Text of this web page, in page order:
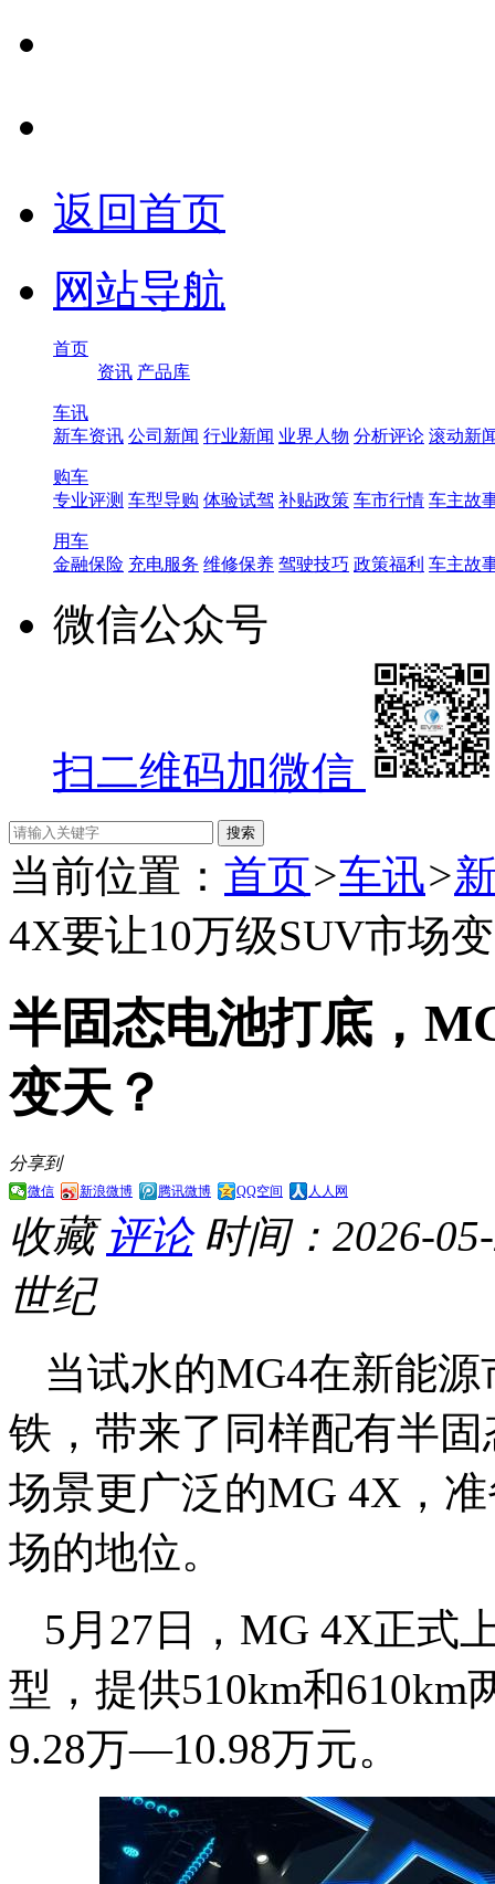
返回首页
网站导航
首页
资讯 产品库
车讯
新车资讯 公司新闻 行业新闻 业界人物 分析评论 滚动新
购车
专业评测 车型导购 体验试驾 补贴政策 车市行情 车主故
用车
金融保险 充电服务 维修保养 驾驶技巧 政策福利 车主故
微信公众号
扫二维码加微信
当前位置： 首页>车讯>
4X要让10万级SUV市场
半固态电池打底，
变天？
分享到
微信 新浪微博 腾讯微博 QQ空间 人人网
收藏 评论 时间：2026-
世纪
当试水的MG4在新能
铁，带来了同样配有半
场景更广泛的MG 4X，
场的地位。
5月27日，MG 4X正式
型，提供510km和
9.28万—10.98万元。